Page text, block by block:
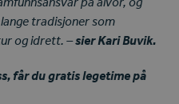
tradisjoner som
og idrett. –sier Kari Buvik.
får du gratis legetime på